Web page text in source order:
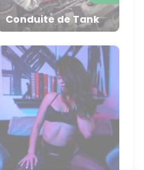
Conduite de Tank